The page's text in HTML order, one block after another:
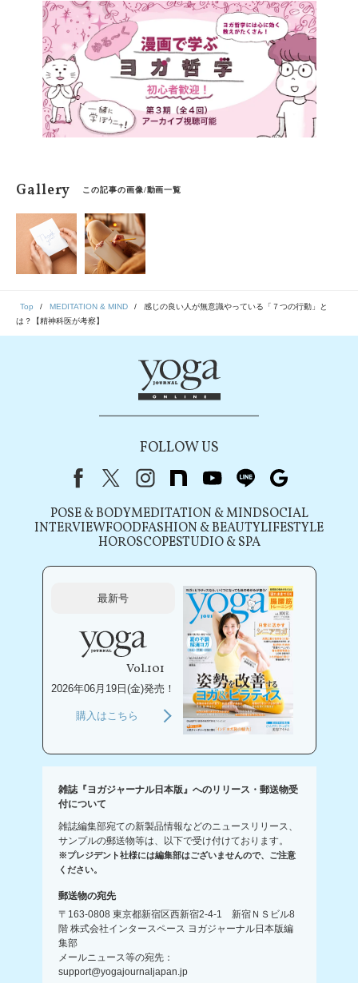
Gallery この記事の画像/動画一覧
Top MEDITATION & MIND
感じの良い人が無意識やっている「７つの行動」と
は？【精神科医が考察】
FOLLOW US
FacebookX（旧Twitter）
instagram
note youtubeline
POSE & BODYMEDITATION & MINDSOCIAL
INTERVIEWFOODFASHION & BEAUTYLIFESTYLE
HOROSCOPESTUDIO & SPA
最新号
Vol.101
2026年06月19日(金)発売！
購入はこちら
雑誌『ヨガジャーナル日本版』へのリリース・郵送物受
付について
雑誌編集部宛ての新製品情報などのニュースリリース、
サンプルの郵送物等は、以下で受け付けております。
※プレジデント社様には編集部はございませんので、ご注意
ください。
郵送物の宛先
〒163-0808 東京都新宿区西新宿2-4-1 新宿ＮＳビル8
階 株式会社インタースペース ヨガジャーナル日本版編
集部
メールニュース等の宛先：
support@yogajournaljapan.jp